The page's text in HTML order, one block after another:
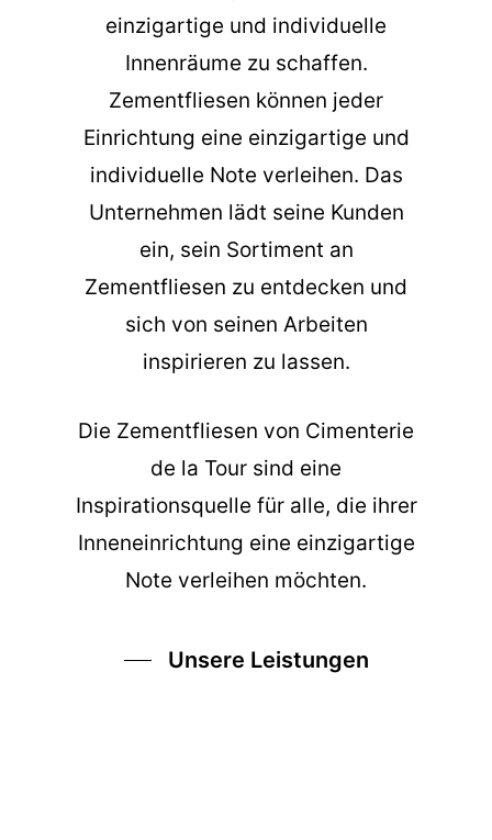
einzigartige und individuelle
Innenräume zu schaffen.
Zementfliesen können jeder
Einrichtung eine einzigartige und
individuelle Note verleihen. Das
Unternehmen lädt seine Kunden
ein, sein Sortiment an
Zementfliesen zu entdecken und
sich von seinen Arbeiten
inspirieren zu lassen.
Die Zementfliesen von Cimenterie
de la Tour sind eine
Inspirationsquelle für alle, die ihrer
Inneneinrichtung eine einzigartige
Note verleihen möchten.
Unsere Leistungen